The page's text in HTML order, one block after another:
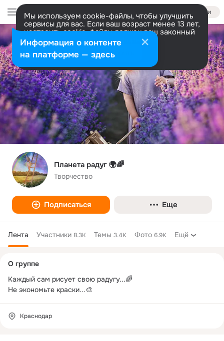
Войти
Мы используем cookie-файлы, чтобы улучшить
сервисы для вас. Если ваш возраст менее 13 лет,
настроить cookie-файлы должен ваш законный
представитель. Больше информации
Разрешить все Настроить
Планета радуг 🌍🌈
Творчество
Подписаться Еще
Лента Участники 8.3K Темы 3.4K Фото 6.9K Ещё
колонка
О группе
Каждый сам рисует свою радугу...🌈
Не экономьте краски...🎨
Краснодар
Информация о контенте
на платформе — здесь